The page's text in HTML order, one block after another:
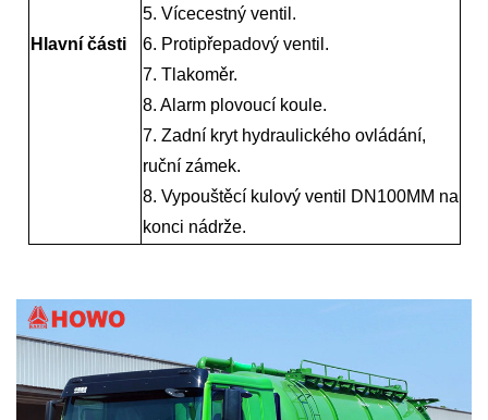
Hlavní části
5. Vícecestný ventil.
6. Protipřepadový ventil.
7. Tlakoměr.
8. Alarm plovoucí koule.
7. Zadní kryt hydraulického ovládání,
ruční zámek.
8. Vypouštěcí kulový ventil DN100MM na
konci nádrže.